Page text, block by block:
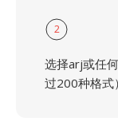
2
选择arj或任
过200种格式）